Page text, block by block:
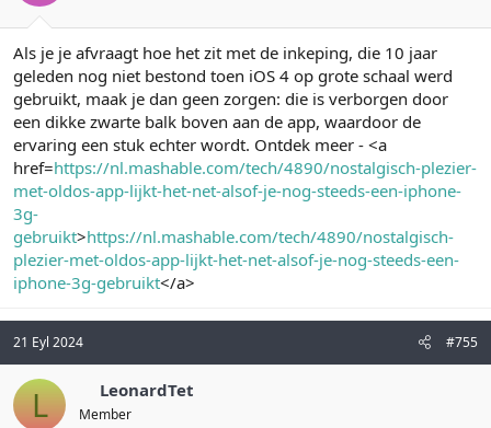
Als je je afvraagt hoe het zit met de inkeping, die 10 jaar
geleden nog niet bestond toen iOS 4 op grote schaal werd
gebruikt, maak je dan geen zorgen: die is verborgen door
een dikke zwarte balk boven aan de app, waardoor de
ervaring een stuk echter wordt. Ontdek meer - <a
href=https://nl.mashable.com/tech/4890/nostalgisch-plezier-
met-oldos-app-lijkt-het-net-alsof-je-nog-steeds-een-iphone-
3g-
gebruikt>https://nl.mashable.com/tech/4890/nostalgisch-
plezier-met-oldos-app-lijkt-het-net-alsof-je-nog-steeds-een-
iphone-3g-gebruikt</a>
21 Eyl 2024 #755
L LeonardTet
Member